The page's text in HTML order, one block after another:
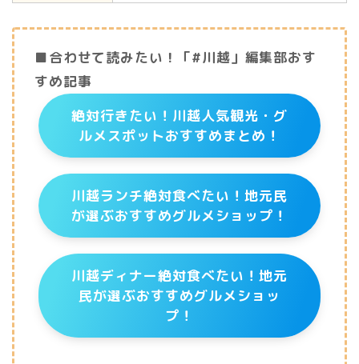
■合わせて読みたい！「#川越」編集部おす
すめ記事
絶対行きたい！川越人気観光・グ
ルメスポットおすすめまとめ！
川越ランチ絶対食べたい！地元民
が選ぶおすすめグルメショップ！
川越ディナー絶対食べたい！地元
民が選ぶおすすめグルメショッ
プ！